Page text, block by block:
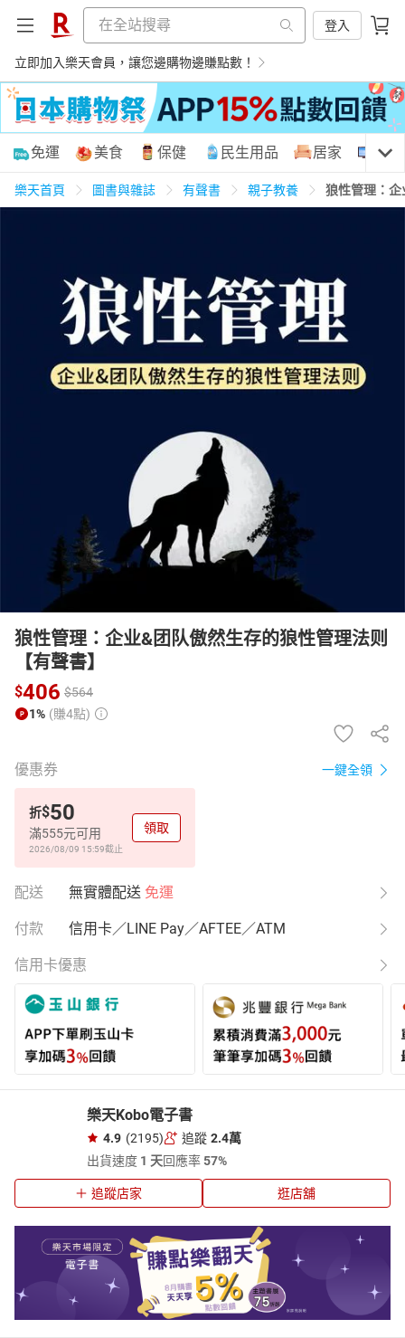
登入
立即加入樂天會員，讓您邊購物邊賺點數！
購物網分類
居家生活 3C家電 運動休閒 親子玩具
女裝 男裝 化妝保養 情趣用品
電子/紙本書
免運 美食 保健 民生用品 居家 3C
樂天首頁 圖書與雜誌 有聲書 親子教養 狼性管理：
狼性管理：企业&团队傲然生存的狼性管理法则
【有聲書】
$406 $564
1% (賺4點)
優惠券 一鍵全領
折$50
滿555元可用
2026/08/09 15:59截止
領取
配送 無實體配送 免運
付款 信用卡／LINE Pay／AFTEE／ATM
信用卡優惠
樂天Kobo電子書
4.9 (2195) 追蹤 2.4萬
出貨速度 1 天回應率57%
追蹤店家 逛店舖